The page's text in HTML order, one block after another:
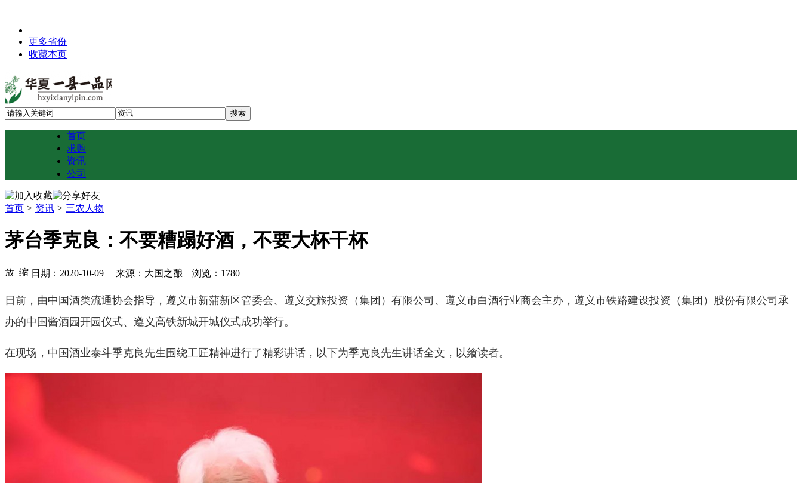
更多省份
收藏本页
首页
求购
资讯
公司
首页 > 资讯 > 三农人物
茅台季克良：不要糟蹋好酒，不要大杯干杯
日期：2020-10-09 来源：大国之酿 浏览： 1780
日前，由中国酒类流通协会指导，遵义市新蒲新区管委会、遵义交旅投资（集团）有限公司、遵义市白酒行业商会主办，遵义市铁路建设投资（集团）股份有限公司承
办的中国酱酒园开园仪式、遵义高铁新城开城仪式成功举行。
在现场，中国酒业泰斗季克良先生围绕工匠精神进行了精彩讲话，以下为季克良先生讲话全文，以飨读者。